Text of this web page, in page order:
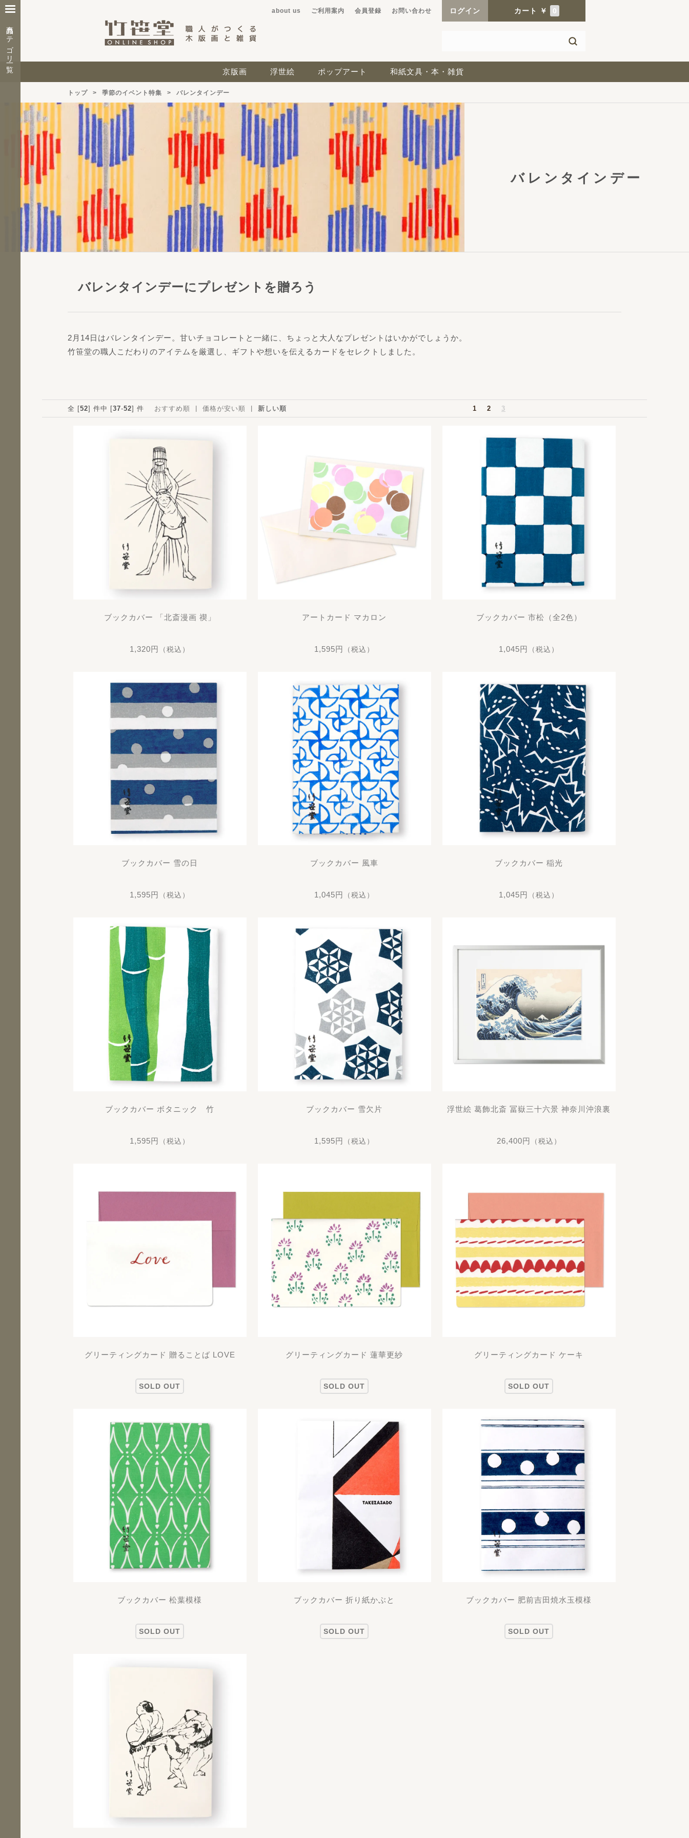
about us ご利用案内 会員登録 お問い合わせ ログイン カート ￥ 0
京版画 浮世絵 ポップアート 和紙文具・本・雑貨
商品カテゴリ一覧
トップ 季節のイベント特集 バレンタインデー
バレンタインデー
バレンタインデーにプレゼントを贈ろう
2月14日はバレンタインデー。甘いチョコレートと一緒に、ちょっと大人なプレゼントはいかがでしょうか。
竹笹堂の職人こだわりのアイテムを厳選し、ギフトや想いを伝えるカードをセレクトしました。
全 [52] 件中 [37-52] 件 おすすめ順 価格が安い順 新しい順 1 2 3
ブックカバー 「北斎漫画 禊」
1,320円 （税込）
アートカード マカロン
1,595円 （税込）
ブックカバー 市松（全2色）
1,045円 （税込）
ブックカバー 雪の日
1,595円 （税込）
ブックカバー 風車
1,045円 （税込）
ブックカバー 稲光
1,045円 （税込）
ブックカバー ボタニック 竹
1,595円 （税込）
ブックカバー 雪欠片
1,595円 （税込）
浮世絵 葛飾北斎 冨嶽三十六景 神奈川沖浪裏
26,400円 （税込）
グリーティングカード 贈ることば LOVE
SOLD OUT
グリーティングカード 蓮華更紗
SOLD OUT
グリーティングカード ケーキ
SOLD OUT
ブックカバー 松葉模様
SOLD OUT
ブックカバー 折り紙かぶと
SOLD OUT
ブックカバー 肥前吉田焼水玉模様
SOLD OUT